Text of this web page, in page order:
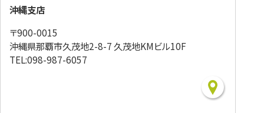
沖縄支店
〒900-0015
沖縄県那覇市久茂地2-8-7 久茂地KMビル10F
TEL:098-987-6057